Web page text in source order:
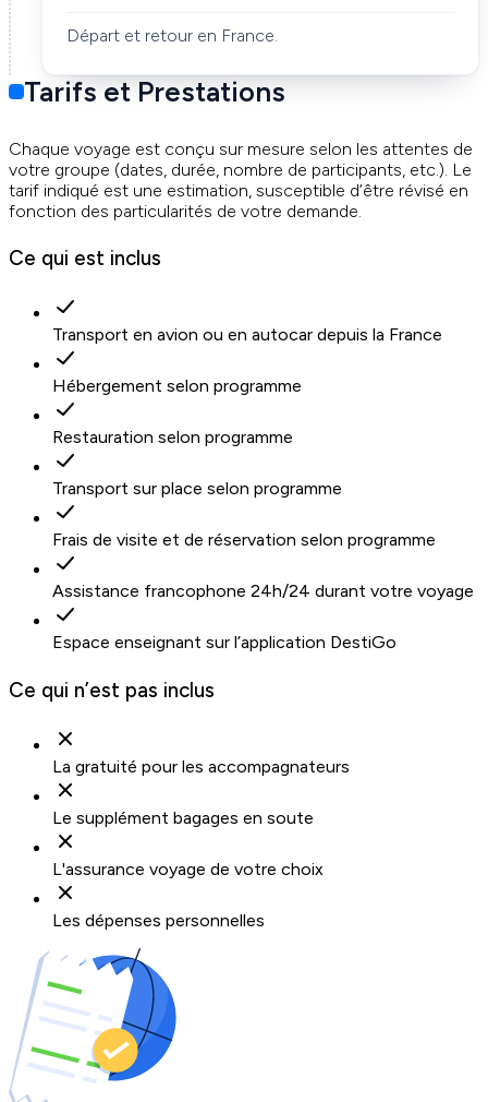
Départ et retour en France.
Tarifs et Prestations
Chaque voyage est conçu sur mesure selon les attentes de
votre groupe (dates, durée, nombre de participants, etc.). Le
tarif indiqué est une estimation, susceptible d’être révisé en
fonction des particularités de votre demande.
Ce qui est inclus
Transport en avion ou en autocar depuis la France
Hébergement selon programme
Restauration selon programme
Transport sur place selon programme
Frais de visite et de réservation selon programme
Assistance francophone 24h/24 durant votre voyage
Espace enseignant sur l’application DestiGo
Ce qui n’est pas inclus
La gratuité pour les accompagnateurs
Le supplément bagages en soute
L'assurance voyage de votre choix
Les dépenses personnelles